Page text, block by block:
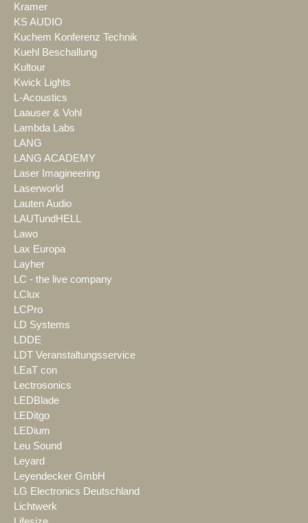
Kramer
KS AUDIO
Kuchem Konferenz Technik
Kuehl Beschallung
Kultour
Kwick Lights
L-Acoustics
Laauser & Vohl
Lambda Labs
LANG
LANG ACADEMY
Laser Imagineering
Laserworld
Lauten Audio
LAUTundHELL
Lawo
Lax Europa
Layher
LC - the live company
LClux
LCPro
LD Systems
LDDE
LDT Veranstaltungsservice
LEaT con
Lectrosonics
LEDBlade
LEDitgo
LEDium
Leu Sound
Leyard
Leyendecker GmbH
LG Electronics Deutschland
Lichtwerk